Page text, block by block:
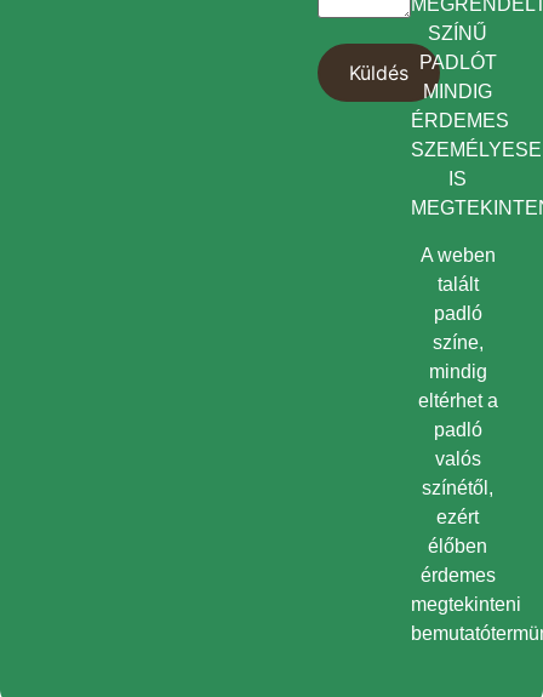
SZÍNŰ
PADLÓT
MINDIG
ÉRDEMES
IS
A weben
talált
padló
színe,
mindig
eltérhet a
padló
valós
színétől,
ezért
élőben
érdemes
megtekinteni